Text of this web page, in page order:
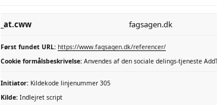
_at.cww fagsagen.dk
Først fundet URL: https://www.fagsagen.dk/referencer/
Cookie formålsbeskrivelse: Anvendes af den sociale delings-tjeneste
Initiator: Kildekode linjenummer 305
Kilde: Indlejret script